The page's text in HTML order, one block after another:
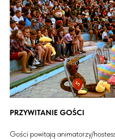
PRZYWITANIE GOŚCI
Gości powitają animatorzy/